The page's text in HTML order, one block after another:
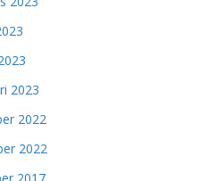
2023
2022
2022